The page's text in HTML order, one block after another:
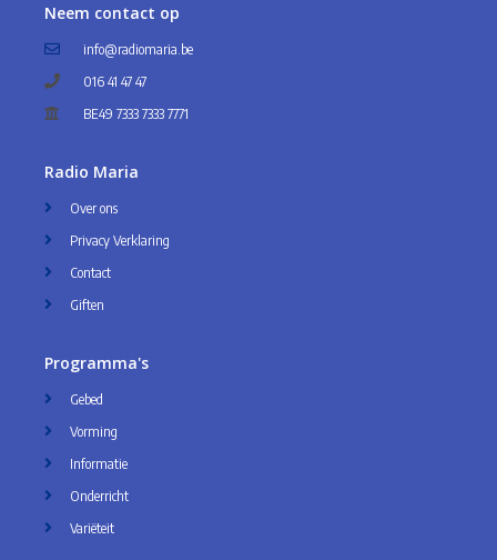
Neem contact op
info@radiomaria.be
016 41 47 47
BE49 7333 7333 7771
Radio Maria
Over ons
Privacy Verklaring
Contact
Giften
Programma's
Gebed
Vorming
Informatie
Onderricht
Variëteit